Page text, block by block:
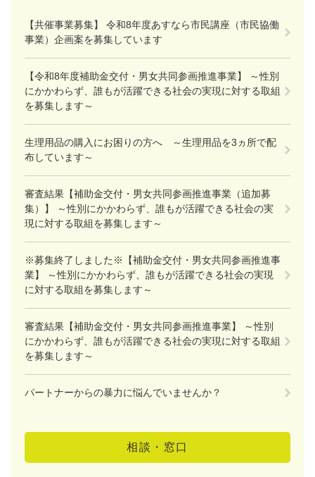
【共催事業募集】 令和8年度あすなら市民講座（市民協働
事業）企画案を募集しています
【令和8年度補助金交付・男女共同参画推進事業】 ～性別
にかかわらず、誰もが活躍できる社会の実現に対する取組
を募集します～
生理用品の購入にお困りの方へ ～生理用品を3ヵ所で配
布しています～
審査結果【補助金交付・男女共同参画推進事業（追加募
集）】 ～性別にかかわらず、誰もが活躍できる社会の実
現に対する取組を募集します～
※募集終了しました※【補助金交付・男女共同参画推進事
業】 ～性別にかかわらず、誰もが活躍できる社会の実現
に対する取組を募集します～
審査結果【補助金交付・男女共同参画推進事業】 ～性別
にかかわらず、誰もが活躍できる社会の実現に対する取組
を募集します～
パートナーからの暴力に悩んでいませんか？
相談・窓口